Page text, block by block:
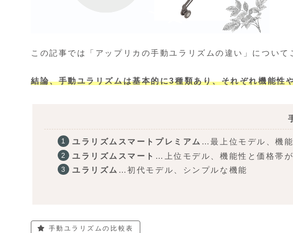
この記事では「アップリカの手動ユラリズムの違い」について
結論、手動ユラリズムは基本的に3種類あり、それぞれ機能性
ユラリズムスマートプレミアム …最上位モデル、機
ユラリズムスマート …上位モデル、機能性と価格帯
ユラリズム …初代モデル、シンプルな機能
手動ユラリズムの比較表